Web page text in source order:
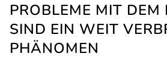
PROBLEME MIT DEM
SIND EIN WEIT
PHÄNOMEN